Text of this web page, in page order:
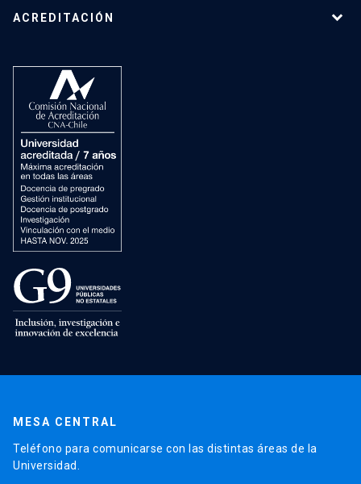
ACREDITACIÓN
MESA CENTRAL
Teléfono para comunicarse con las distintas áreas de la
Universidad.